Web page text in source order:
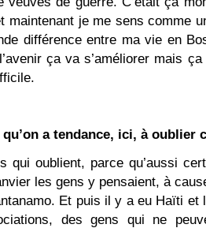
maintenant je me sens comme
différence entre ma vie en
l’avenir ça va s’améliorer mais
a tendance, ici, à oublier
qui oublient, parce qu’aussi
les gens y pensaient, à
Et puis il y a eu Haïti et
des gens qui ne